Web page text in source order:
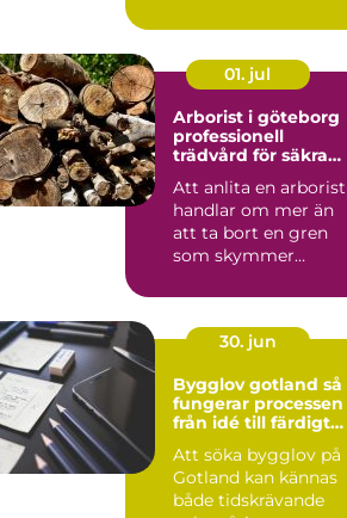
dagsljus, ...
01. jul
Arborist i göteborg
professionell
trädvård för säkra
Att anlita en arborist
handlar om mer än
att ta bort en gren
som skymmer
professionell ...
30. jun
Bygglov gotland så
fungerar processen
från idé till färdigt
Att söka bygglov på
Gotland kan kännas
både tidskrävande